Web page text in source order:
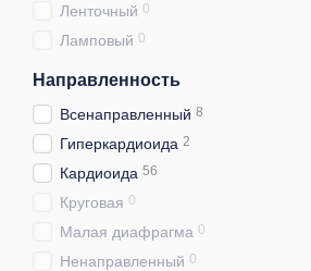
Ленточный 0
Ламповый 0
Направленность
Всенаправленный 8
Гиперкардиоида 2
Кардиоида 56
Круговая 0
Малая диафрагма 0
Ненаправленный 0